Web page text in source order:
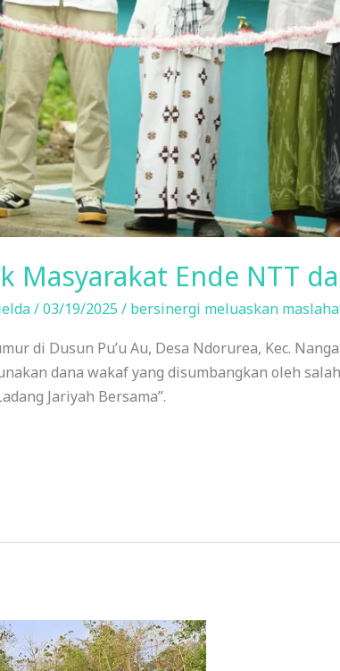
Masyarakat Ende NTT
/03/19/2025 / bersinergi meluaskan
di Dusun Pu’u Au, Desa Ndorurea, Kec.
dana wakaf yang disumbangkan oleh
Jariyah Bersama”.